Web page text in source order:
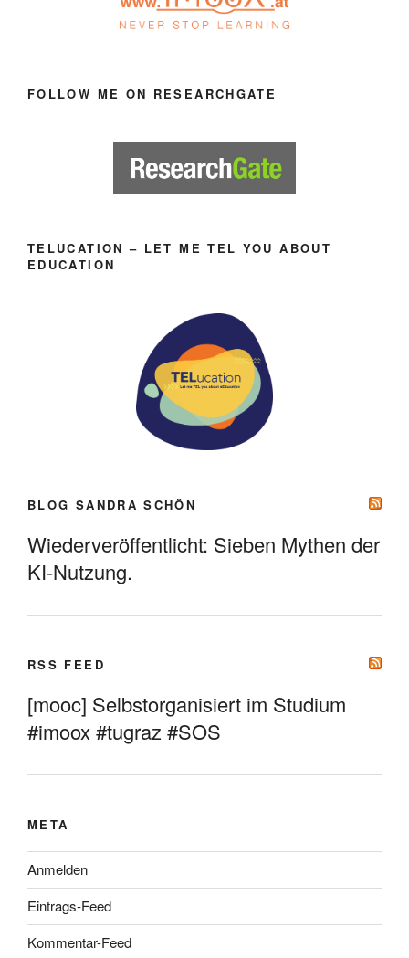
FOLLOW ME ON RESEARCHGATE
TELUCATION – LET ME TEL YOU ABOUT
EDUCATION
BLOG SANDRA SCHÖN
Wiederveröffentlicht: Sieben Mythen der
KI-Nutzung.
RSS FEED
[mooc] Selbstorganisiert im Studium
#imoox #tugraz #SOS
META
Anmelden
Eintrags-Feed
Kommentar-Feed